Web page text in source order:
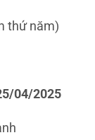
thứ năm)
04/2025